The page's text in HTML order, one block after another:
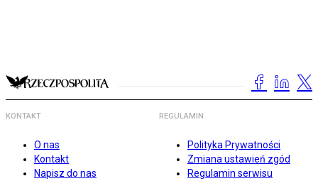
KONTAKT
O nas
Kontakt
Napisz do nas
REGULAMIN
Polityka Prywatności
Zmiana ustawień zgód
Regulamin serwisu